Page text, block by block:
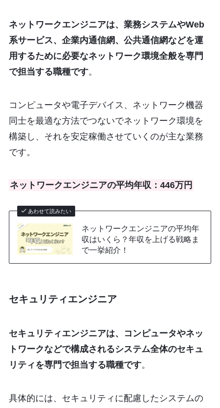
ネットワークエンジニアは、業務システムやWeb
系サービス、企業内通信網、公共通信網などを運
用するために必要なネットワーク環境全般を専門
で担当する職種です。
コンピュータや電子デバイス、ネットワーク機器
同士を最適な方法でつないでネットワーク環境を
構築し、それを安定稼働させていくのが主な業務
です。
ネットワークエンジニアの平均年収：446万円
あわせて読みたい
ネットワークエンジニアの平均年
収はいくら？年収を上げる戦略ま
で一挙紹介！
セキュリティエンジニア
セキュリティエンジニアは、コンピュータやネッ
トワークなどで構成されるシステム全体のセキュ
リティを専門で担当する職種です。
具体的には、セキュリティに配慮したシステムの